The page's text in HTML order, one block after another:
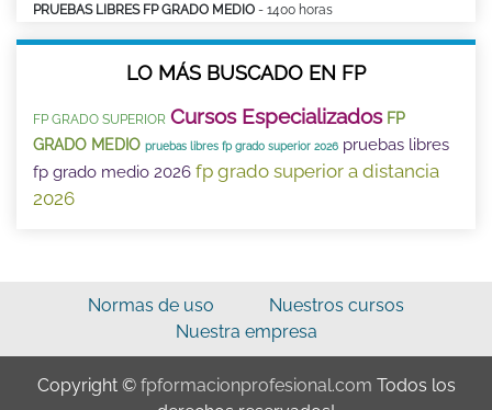
PRUEBAS LIBRES FP GRADO MEDIO - 1400 horas
LO MÁS BUSCADO EN FP
FP GRADO SUPERIOR Cursos Especializados FP
GRADO MEDIO pruebas libres fp grado superior 2026 pruebas libres
fp grado medio 2026 fp grado superior a distancia
2026
Normas de uso
Nuestros cursos
Nuestra empresa
Copyright © fpformacionprofesional.com Todos los